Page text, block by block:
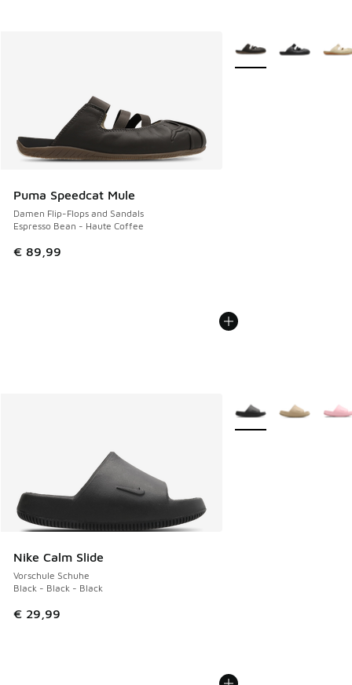
Puma Speedcat Mule
Damen Flip-Flops and Sandals
Espresso Bean - Haute Coffee
€ 89,99
Weitere Farben
Nike Calm Slide
Vorschule Schuhe
Black - Black - Black
€ 29,99
Weitere Farben